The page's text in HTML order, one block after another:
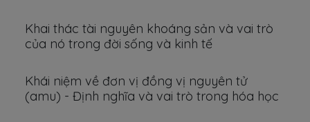
Khai thác tài nguyên khoáng sản và vai trò
của nó trong đời sống và kinh tế
Khái niệm về đơn vị đồng vị nguyên tử
(amu) - Định nghĩa và vai trò trong hóa học